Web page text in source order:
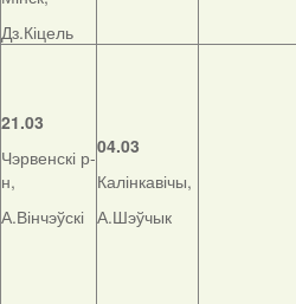
Дз.Кіцель
21.03
Чэрвенскі р-
н,
А.Вінчэўскі
04.03
Калінкавічы,
А.Шэўчык